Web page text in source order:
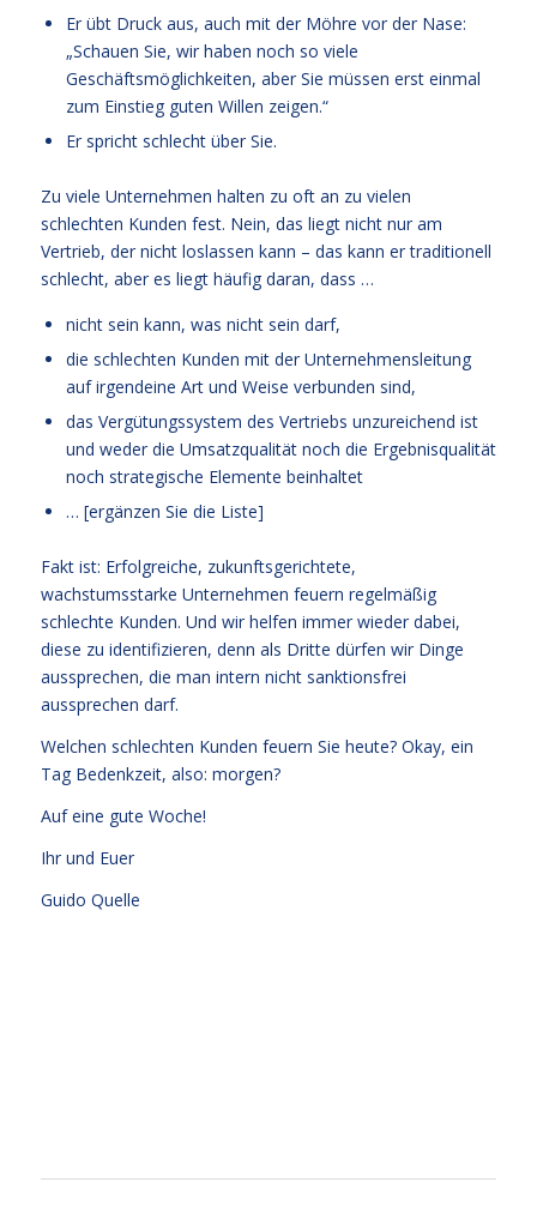
Er übt Druck aus, auch mit der Möhre vor der Nase:
„Schauen Sie, wir haben noch so viele
Geschäftsmöglichkeiten, aber Sie müssen erst einmal
zum Einstieg guten Willen zeigen.“
Er spricht schlecht über Sie.
Zu viele Unternehmen halten zu oft an zu vielen
schlechten Kunden fest. Nein, das liegt nicht nur am
Vertrieb, der nicht loslassen kann – das kann er traditionell
schlecht, aber es liegt häufig daran, dass …
nicht sein kann, was nicht sein darf,
die schlechten Kunden mit der Unternehmensleitung
auf irgendeine Art und Weise verbunden sind,
das Vergütungssystem des Vertriebs unzureichend ist
und weder die Umsatzqualität noch die Ergebnisqualität
noch strategische Elemente beinhaltet
… [ergänzen Sie die Liste]
Fakt ist: Erfolgreiche, zukunftsgerichtete,
wachstumsstarke Unternehmen feuern regelmäßig
schlechte Kunden. Und wir helfen immer wieder dabei,
diese zu identifizieren, denn als Dritte dürfen wir Dinge
aussprechen, die man intern nicht sanktionsfrei
aussprechen darf.
Welchen schlechten Kunden feuern Sie heute? Okay, ein
Tag Bedenkzeit, also: morgen?
Auf eine gute Woche!
Ihr und Euer
Guido Quelle